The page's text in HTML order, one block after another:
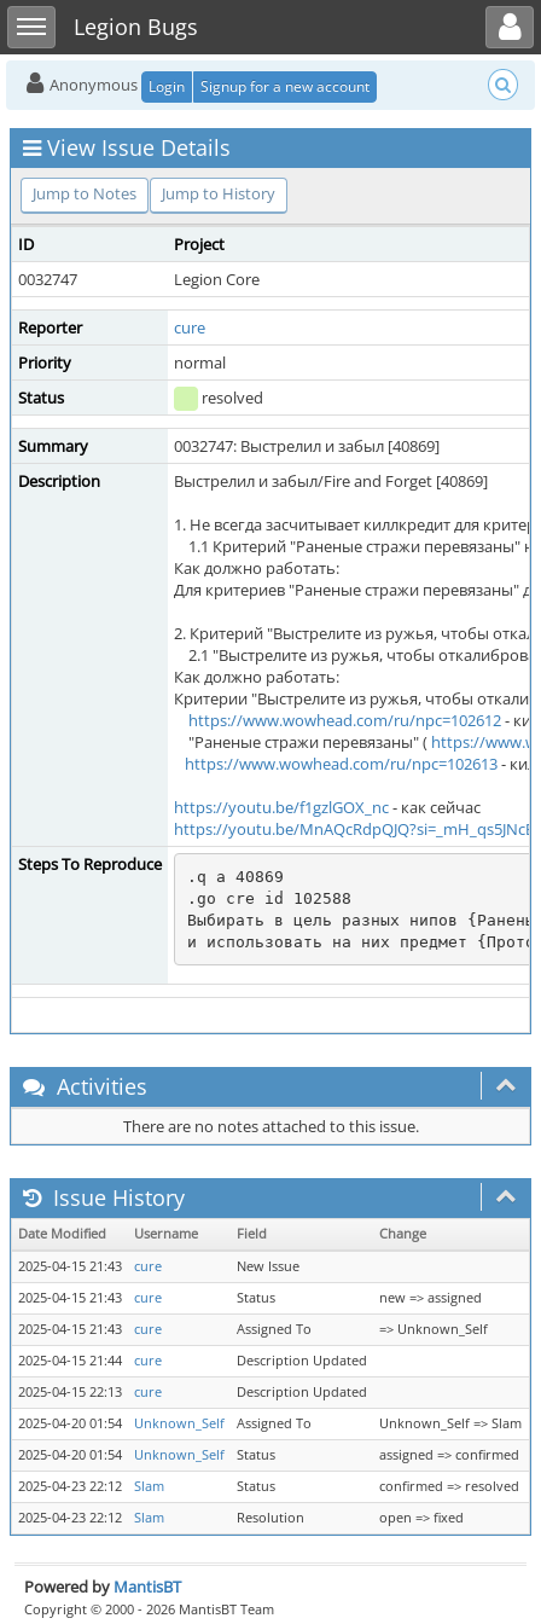
Toggle sidebarLegion Bugs
Toggle user menu
Anonymous Login Signup for a new account
View Issue Details
Jump to Notes Jump to History
ID
Project
0032747
Legion Core
Reporter
cure
Priority
normal
Status
resolved
Summary
0032747: Выстрелил и забыл [40869]
Description
Выстрелил и забыл/Fire and Forget [40869]
1. Не всегда засчитывает киллкредит для
1.1 Критерий "Раненые стражи перевязаны"
Как должно работать:
Для критериев "Раненые стражи перевязаны"
2. Критерий "Выстрелите из ружья, чтобы
2.1 "Выстрелите из ружья, чтобы
Как должно работать:
Критерии "Выстрелите из ружья, чтобы
https://www.wowhead.com/ru/npc=102612-
"Раненые стражи перевязаны" ( https://
https://www.wowhead.com/ru/npc=102613-
https://youtu.be/f1gzlGOX_nc- как сейчас
https://youtu.be/
Steps To Reproduce
.q a 40869
.go cre id 102588
Выбирать в цель разных нипов
Activities
There are no notes attached to this issue.
Issue History
Date Modified Username Field
Change
2025-04-15 21:43
cure
New Issue
2025-04-15 21:43
cure Status
new => assigned
2025-04-15 21:43
cure Assigned To
=> Unknown_Self
2025-04-15 21:44
cure
Description Updated
2025-04-15 22:13
cure
Description Updated
2025-04-20 01:54
Unknown_Self Assigned To
Unknown_Self => Slam
2025-04-20 01:54
Unknown_Self Status
assigned => confirmed
2025-04-23 22:12
Slam Status
confirmed => resolved
2025-04-23 22:12
Slam Resolution open => fixed
Powered by MantisBT
Copyright © 2000 - 2026 MantisBT Team